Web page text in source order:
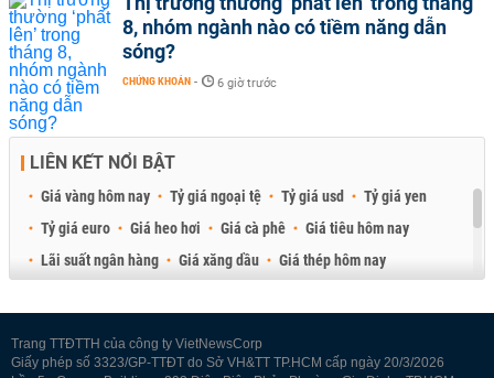
8, nhóm ngành nào có tiềm năng dẫn
sóng?
CHỨNG KHOÁN - 6 giờ trước
LIÊN KẾT NỔI BẬT
Giá vàng hôm nay Tỷ giá ngoại tệ Tỷ giá usd
Tỷ giá yen
Tỷ giá euro
Giá heo hơi Giá cà phê
Giá tiêu hôm nay
Lãi suất ngân hàng
Giá xăng dầu
Giá thép hôm nay
Trang TTĐTTH của công ty VietNewsCorp
Giấy phép số 3323/GP-TTĐT do Sở VH&TT TP.HCM cấp ngày 20/3/2026